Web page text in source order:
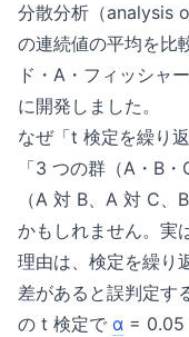
分散分析（analysis
の連続値の平均を比
ド・A・フィッシャ
に開発しました。
なぜ「t 検定を繰り
「3 つの群（A・B
（A 対 B、A 対 C
かもしれません。実
理由は、検定を繰り
差があると誤判定す
の t 検定で α = 0.05